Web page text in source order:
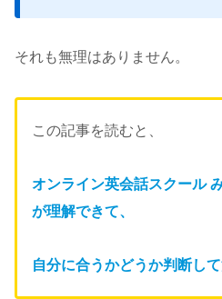
それも無理はありません。
この記事を読むと、
オンライン英会話スクール
が理解できて、
自分に合うかどうか判断して